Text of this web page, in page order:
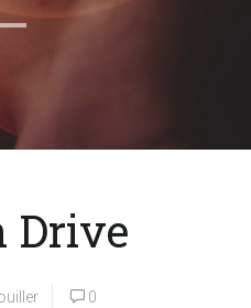
Drive
0